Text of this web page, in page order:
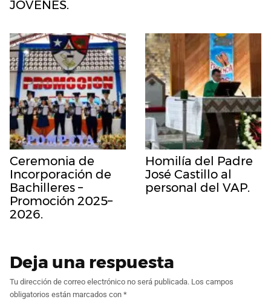
JÓVENES.
Ceremonia de
Incorporación de
Bachilleres –
Promoción 2025–
2026.
Homilía del Padre
José Castillo al
personal del VAP.
Deja una respuesta
Tu dirección de correo electrónico no será publicada. Los campos
obligatorios están marcados con *